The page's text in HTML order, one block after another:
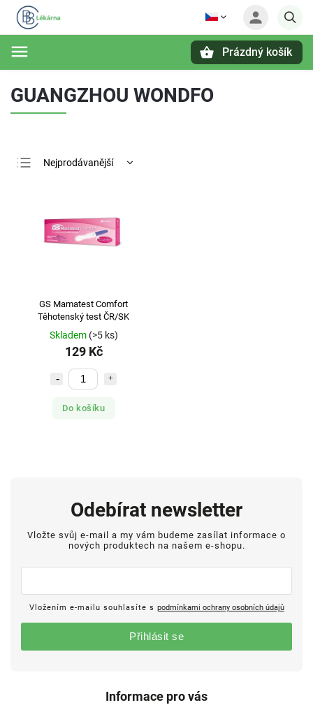
Prázdný košík
GUANGZHOU WONDFO
Nejprodávanější
Abecedně
GS Mamatest Comfort
Těhotenský test ČR/SK
Skladem (>5 ks)
129 Kč
Do košíku
Informace pro vás
Odebírat newsletter
Vložte svůj e-mail a my vám budeme zasílat informace o
nových produktech na našem e-shopu.
Vložením e-mailu souhlasíte s podmínkami ochrany osobních údajů
Přihlásit se